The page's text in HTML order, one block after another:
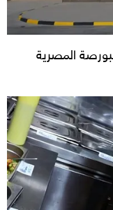
جنيه.. البورصة المصرية